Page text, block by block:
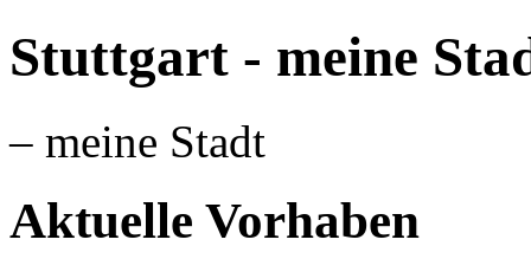
Stuttgart - meine
– meine Stadt
Aktuelle Vorhaben